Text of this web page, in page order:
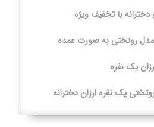
با تخفیف ویژه
روتختی به صورت عمده
یک نفره
یک نفره ارزان دخترانه